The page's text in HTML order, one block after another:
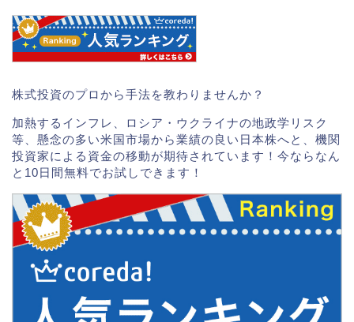
株式投資のプロから手法を教わりませんか？
加熱するインフレ、ロシア・ウクライナの地政学リスク
等、懸念の多い米国市場から業績の良い日本株へと、機関
投資家による資金の移動が期待されています！今ならなん
と10日間無料でお試しできます！